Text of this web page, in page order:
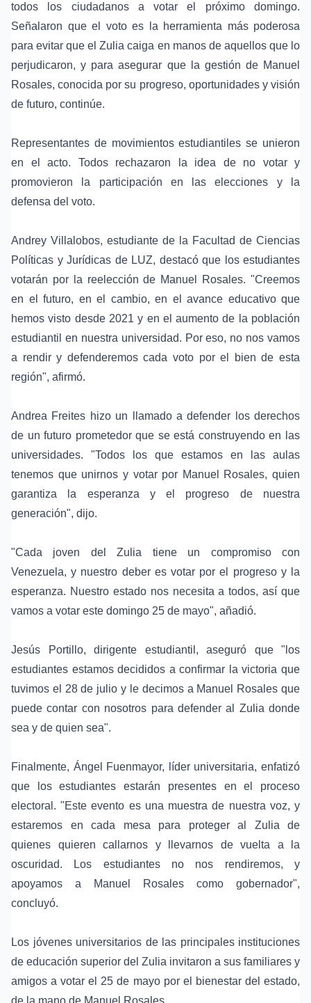
todos los ciudadanos a votar el próximo domingo.
Señalaron que el voto es la herramienta más poderosa
para evitar que el Zulia caiga en manos de aquellos que lo
perjudicaron, y para asegurar que la gestión de Manuel
Rosales, conocida por su progreso, oportunidades y visión
de futuro, continúe.
Representantes de movimientos estudiantiles se unieron
en el acto. Todos rechazaron la idea de no votar y
promovieron la participación en las elecciones y la
defensa del voto.
Andrey Villalobos, estudiante de la Facultad de Ciencias
Políticas y Jurídicas de LUZ, destacó que los estudiantes
votarán por la reelección de Manuel Rosales. "Creemos
en el futuro, en el cambio, en el avance educativo que
hemos visto desde 2021 y en el aumento de la población
estudiantil en nuestra universidad. Por eso, no nos vamos
a rendir y defenderemos cada voto por el bien de esta
región", afirmó.
Andrea Freites hizo un llamado a defender los derechos
de un futuro prometedor que se está construyendo en las
universidades. "Todos los que estamos en las aulas
tenemos que unirnos y votar por Manuel Rosales, quien
garantiza la esperanza y el progreso de nuestra
generación", dijo.
"Cada joven del Zulia tiene un compromiso con
Venezuela, y nuestro deber es votar por el progreso y la
esperanza. Nuestro estado nos necesita a todos, así que
vamos a votar este domingo 25 de mayo", añadió.
Jesús Portillo, dirigente estudiantil, aseguró que "los
estudiantes estamos decididos a confirmar la victoria que
tuvimos el 28 de julio y le decimos a Manuel Rosales que
puede contar con nosotros para defender al Zulia donde
sea y de quien sea".
Finalmente, Ángel Fuenmayor, líder universitaria, enfatizó
que los estudiantes estarán presentes en el proceso
electoral. "Este evento es una muestra de nuestra voz, y
estaremos en cada mesa para proteger al Zulia de
quienes quieren callarnos y llevarnos de vuelta a la
oscuridad. Los estudiantes no nos rendiremos, y
apoyamos a Manuel Rosales como gobernador",
concluyó.
Los jóvenes universitarios de las principales instituciones
de educación superior del Zulia invitaron a sus familiares y
amigos a votar el 25 de mayo por el bienestar del estado,